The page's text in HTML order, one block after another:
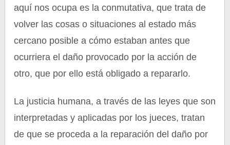
aquí nos ocupa es la conmutativa, que trata de
volver las cosas o situaciones al estado más
cercano posible a cómo estaban antes que
ocurriera el daño provocado por la acción de
otro, que por ello está obligado a repararlo.
La justicia humana, a través de las leyes que son
interpretadas y aplicadas por los jueces, tratan
de que se proceda a la reparación del daño por